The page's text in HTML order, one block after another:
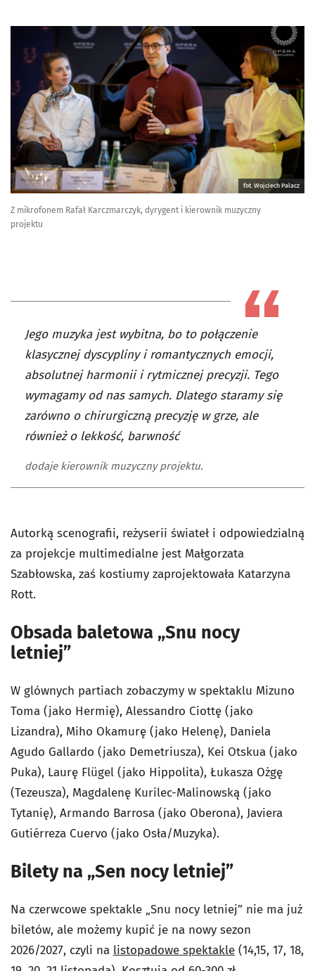
fot. Wojciech Palacz
Z mikrofonem Rafał Karczmarczyk, dyrygent i kierownik muzyczny
projektu
Jego muzyka jest wybitna, bo to połączenie
klasycznej dyscypliny i romantycznych emocji,
absolutnej harmonii i rytmicznej precyzji. Tego
wymagamy od nas samych. Dlatego staramy się
zarówno o chirurgiczną precyzję w grze, ale
również o lekkość, barwność
dodaje kierownik muzyczny projektu.
Autorką scenografii, reżyserii świateł i odpowiedzialną
za projekcje multimedialne jest Małgorzata
Szabłowska, zaś kostiumy zaprojektowała Katarzyna
Rott.
Obsada baletowa „Snu nocy
letniej”
W glównych partiach zobaczymy w spektaklu Mizuno
Toma (jako Hermię), Alessandro Ciottę (jako
Lizandra), Miho Okamurę (jako Helenę), Daniela
Agudo Gallardo (jako Demetriusza), Kei Otskua (jako
Puka), Laurę Flügel (jako Hippolita), Łukasza Ożgę
(Tezeusza), Magdalenę Kurilec-Malinowską (jako
Tytanię), Armando Barrosa (jako Oberona), Javiera
Gutiérreza Cuervo (jako Osła/Muzyka).
Bilety na „Sen nocy letniej”
Na czerwcowe spektakle „Snu nocy letniej” nie ma już
biletów, ale możemy kupić je na nowy sezon
2026/2027, czyli na listopadowe spektakle (14,15, 17, 18,